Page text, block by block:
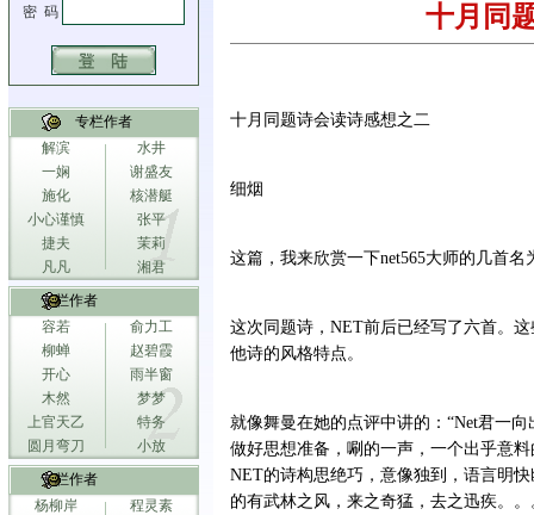
专栏作者
解滨
水井
一娴
谢盛友
施化
核潜艇
小心谨慎
张平
捷夫
茉莉
凡凡
湘君
专栏作者
容若
俞力工
柳蝉
赵碧霞
开心
雨半窗
木然
梦梦
上官天乙
特务
圆月弯刀
小放
专栏作者
杨柳岸
程灵素
十月同
十月同题诗会读诗感想之二
细烟
这篇，我来欣赏一下net565大师的几首名
这次同题诗，NET前后已经写了六首。
他诗的风格特点。
就像舞曼在她的点评中讲的：“Net君一
做好思想准备，唰的一声，一个出乎意
NET的诗构思绝巧，意像独到，语言明
的有武林之风，来之奇猛，去之迅疾。